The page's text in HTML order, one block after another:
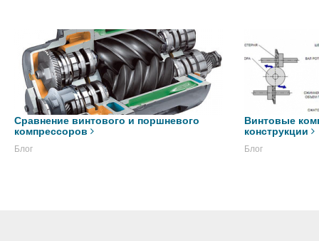
Сравнение винтового и поршневого
компрессоров
Блог
Винтовые
конструкции
Блог